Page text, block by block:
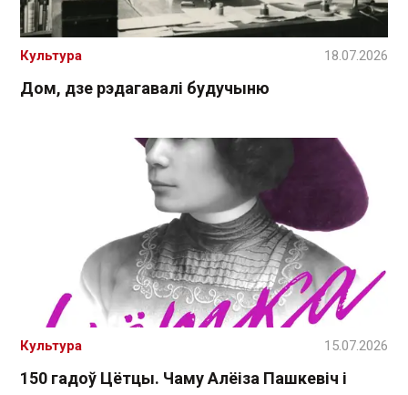
Дом, дзе рэдагавалі будучыню
Культура 18.07.2026
150 гадоў Цётцы. Чаму Алёіза Пашкевіч і
Культура 15.07.2026